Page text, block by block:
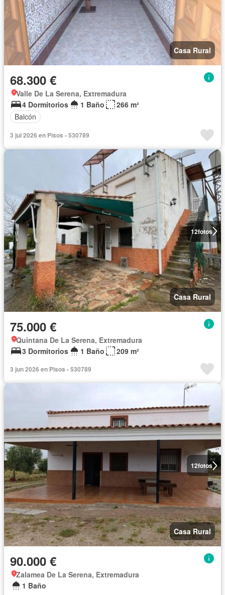
Casa Rural
68.300 €
Valle De La Serena, Extremadura
4 Dormitorios
1 Baño
266 m²
Balcón
3 jul 2026 en Pisos - 530789
12fotos
Casa Rural
75.000 €
Quintana De La Serena, Extremadura
3 Dormitorios
1 Baño 209 m²
3 jun 2026 en Pisos - 530789
12fotos
Casa Rural
90.000 €
Zalamea De La Serena, Extremadura
1 Baño